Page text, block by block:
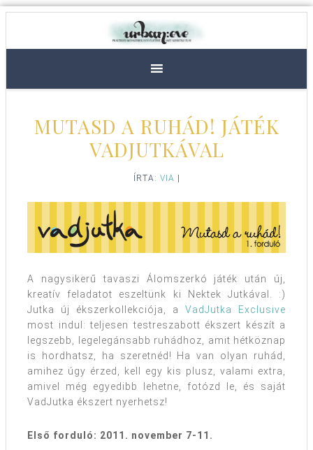
MUTASD A RUHÁD! JÁTÉK
VADJUTKÁVAL
ÍRTA: VIA
A nagysikerű tavaszi Álomszerkó játék után új,
kreatív feladatot eszeltünk ki Nektek Jutkával. :)
Jutka új ékszerkollekciója, a VadJutka Exclusive
most indul: teljesen testreszabott ékszert készít a
legszebb, legelegánsabb ruhádhoz, amit hétköznap
is hordhatsz, ha szeretnéd! Ha van olyan ruhád,
amihez úgy érzed, kell egy kis plusz, valami extra,
amivel még egyedibb lehetne, fotózd le, és saját
VadJutka ékszert nyerhetsz!
Első forduló: 2011. november 7-11.